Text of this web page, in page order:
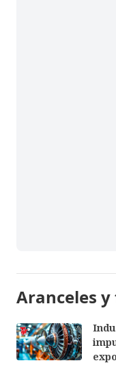
Aranceles